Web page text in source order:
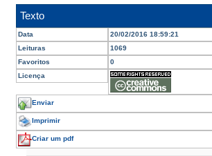
Texto
Data
20/02/2016 18:59:21
Leituras
1069
Favoritos
0
Licença
Enviar
Imprimir
Criar um pdf